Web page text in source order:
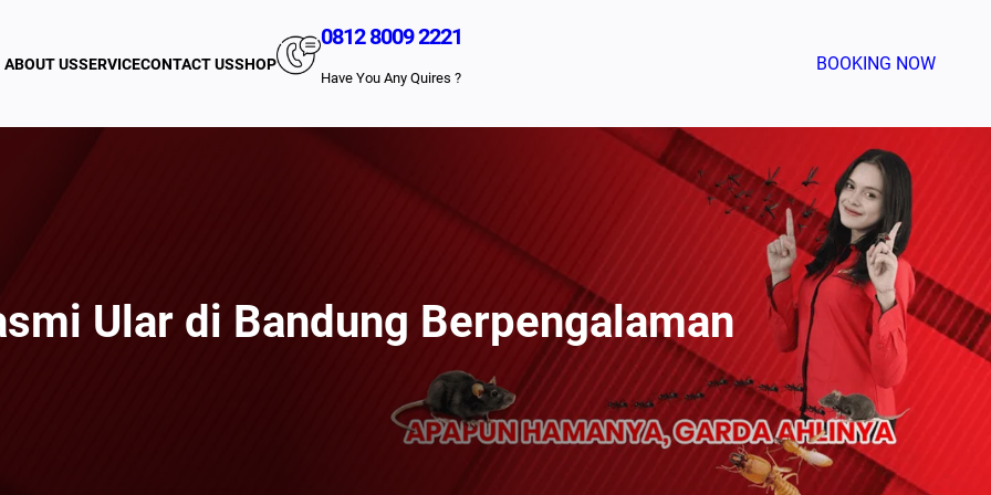
ABOUT USSERVICECONTACT USSHOP
0812 8009 2221
Have You Any Quires ?
BOOKING NOW
Ular di Bandung Berpengalaman